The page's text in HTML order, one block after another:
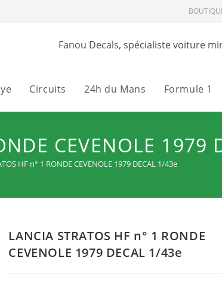
Fanou Decals, spécialiste voiture
Circuits 24h du Mans Formule 1
CEVENOLE 1979
HF n° 1 RONDE CEVENOLE 1979 DECAL 1/43e
LANCIA STRATOS HF n° 1 RONDE
CEVENOLE 1979 DECAL 1/43e